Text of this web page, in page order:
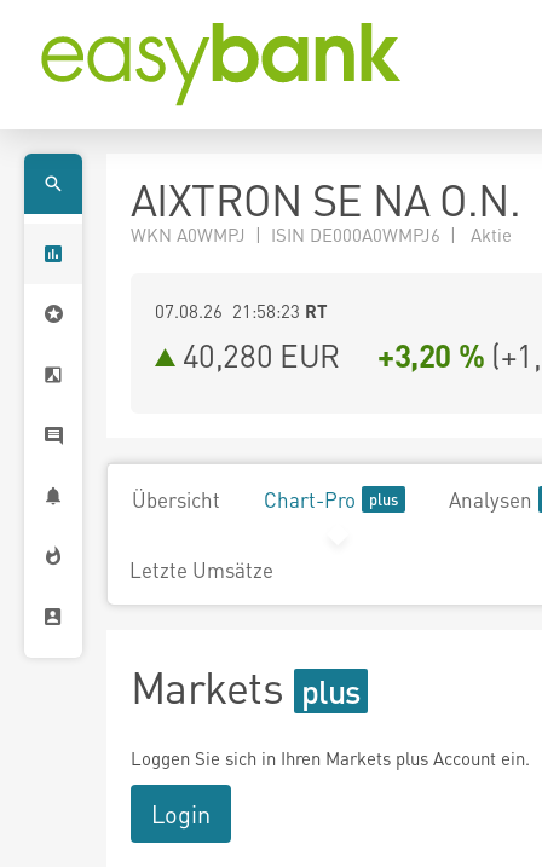
AIXTRON SE NA O.N.
WKN A0WMPJ | ISIN DE000A0WMPJ6 | Aktie
07.08.26 21:58:23 RT
40,280 EUR +3,20 % (
Übersicht Chart-Pro Analysen
Letzte Umsätze
Markets
Loggen Sie sich in Ihren Markets plus Account ein.
Login